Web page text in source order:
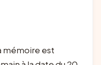
mémoire est